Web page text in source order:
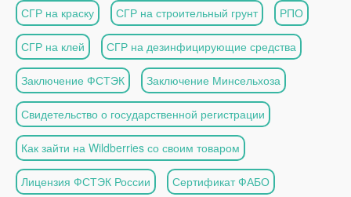
СГР на краску СГР на строительный грунт РПО
СГР на клей СГР на дезинфицирующие средства
Заключение ФСТЭК Заключение Минсельхоза
Свидетельство о государственной регистрации
Как зайти на Wildberries со своим товаром
Лицензия ФСТЭК России Сертификат ФАБО